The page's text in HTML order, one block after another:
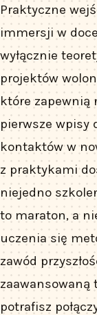
Praktyczne
immersji w
wyłącznie
projektów
które zapewnią
pierwsze wpisy
kontaktów w
z praktykami
niejedno
to maraton, a
uczenia się
zawód
zaawansowaną
potrafisz